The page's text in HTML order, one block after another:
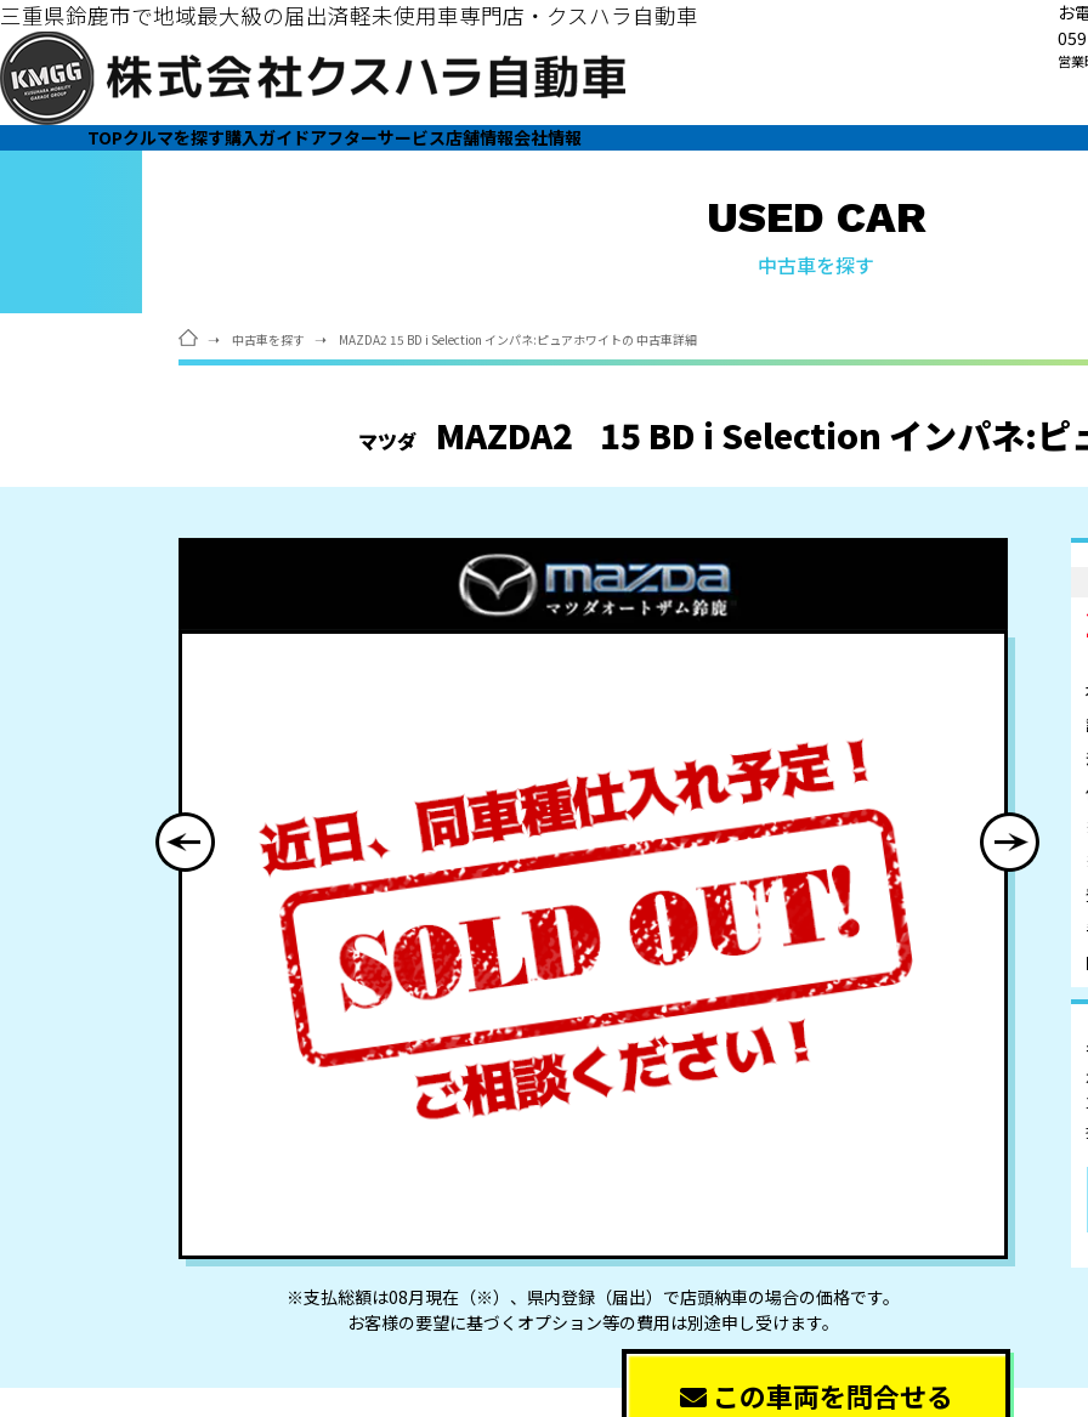
三重県鈴鹿市で地域最大級の届出済軽未使用車専門店・クスハラ自動車
お
営
TOPクルマを探す購入ガイドアフターサービス店舗情報会社情報
USED CAR
中古車を探す
中古車を探す MAZDA2 15 BD i Selection インパネ:ピュアホワイトの 中古車詳細
マツダ MAZDA2 15 BD i Selection インパネ:ピ
※⽀払総額は08⽉現在（※）、県内登録（届出）で店頭納⾞の場合の価格です。
お客様の要望に基づくオプション等の費⽤は別途申し受けます。
この車両を問合せる